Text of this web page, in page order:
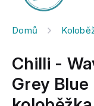
Domů
Chilli -
Grey